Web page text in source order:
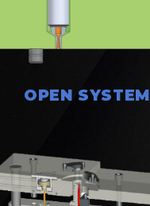
OPEN SYSTEM